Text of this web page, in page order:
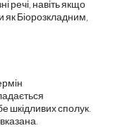
речі, навіть якщо
як Біорозкладним,
шкідливих сполук.